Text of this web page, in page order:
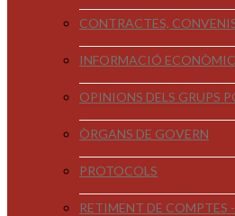
CONTRACTES,
INFORMACIÓ
OPINIONS DELS GRUPS
ÒRGANS DE GOVERN
PROTOCOLS
RETIMENT DE COMPTES